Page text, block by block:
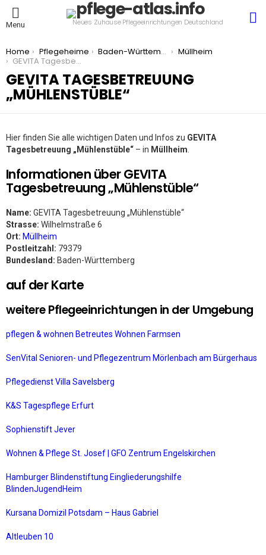
Menu Neues Zuhause Pflegeeinrichtungen Deutschland
You are here:
Home Pflegeheime Baden-Württemberg
Müllheim
GEVITA Tagesbetreuung „Mühlenstüble“
GEVITA TAGESBETREUUNG
„MÜHLENSTÜBLE“
Hier finden Sie alle wichtigen Daten und Infos zu GEVITA
Tagesbetreuung „Mühlenstüble“ – in Müllheim
Informationen über GEVITA
Tagesbetreuung „Mühlenstüble“
Name: GEVITA Tagesbetreuung „Mühlenstüble“
Strasse: Wilhelmstraße 6
Ort: Müllheim
Postleitzahl: 79379
Bundesland: Baden-Württemberg
auf der Karte
weitere Pflegeeinrichtungen in der Umgebung
pflegen & wohnen Betreutes Wohnen Farmsen
SenVital Senioren- und Pflegezentrum Mörlenbach am Bürgerhaus
Pflegedienst Villa Savelsberg
K&S Tagespflege Erfurt
Sophienstift Jever
Wohnen & Pflege St. Josef | GFO Zentrum Engelskirchen
Hamburger Blindenstiftung Eingliederungshilfe
BlindenJugendHeim
Kursana Domizil Potsdam – Haus Gabriel
Altleuben 10